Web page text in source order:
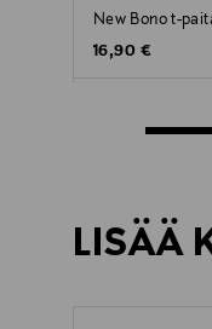
New Bono t-
Original Price
16,90 €
LISÄÄ